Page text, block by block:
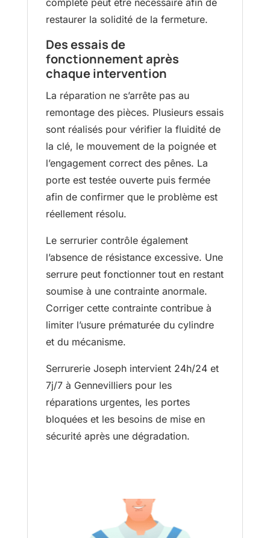
complète peut être nécessaire afin de
restaurer la solidité de la fermeture.
Des essais de
fonctionnement après
chaque intervention
La réparation ne s’arrête pas au
remontage des pièces. Plusieurs essais
sont réalisés pour vérifier la fluidité de
la clé, le mouvement de la poignée et
l’engagement correct des pênes. La
porte est testée ouverte puis fermée
afin de confirmer que le problème est
réellement résolu.
Le serrurier contrôle également
l’absence de résistance excessive. Une
serrure peut fonctionner tout en restant
soumise à une contrainte anormale.
Corriger cette contrainte contribue à
limiter l’usure prématurée du cylindre
et du mécanisme.
Serrurerie Joseph intervient 24h/24 et
7j/7 à Gennevilliers pour les
réparations urgentes, les portes
bloquées et les besoins de mise en
sécurité après une dégradation.